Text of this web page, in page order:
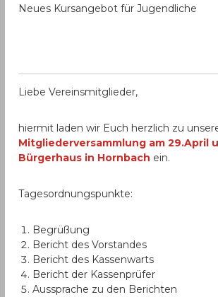
Neues Kursangebot für Jugendliche
Liebe Vereinsmitglieder,
hiermit laden wir Euch herzlich zu
Mitgliederversammlung am 29.April
Bürgerhaus in Hornbach ein.
Tagesordnungspunkte:
Begrüßung
Bericht des Vorstandes
Bericht des Kassenwarts
Bericht der Kassenprüfer
Aussprache zu den Berichten